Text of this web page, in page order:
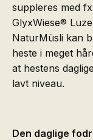
suppleres med
GlyxWiese®
Natur­Müsli kan
heste i meget
at hestens
lavt niveau.
Den daglige